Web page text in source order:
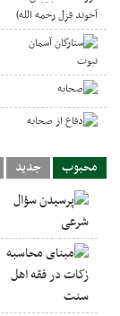
محبوب جدید